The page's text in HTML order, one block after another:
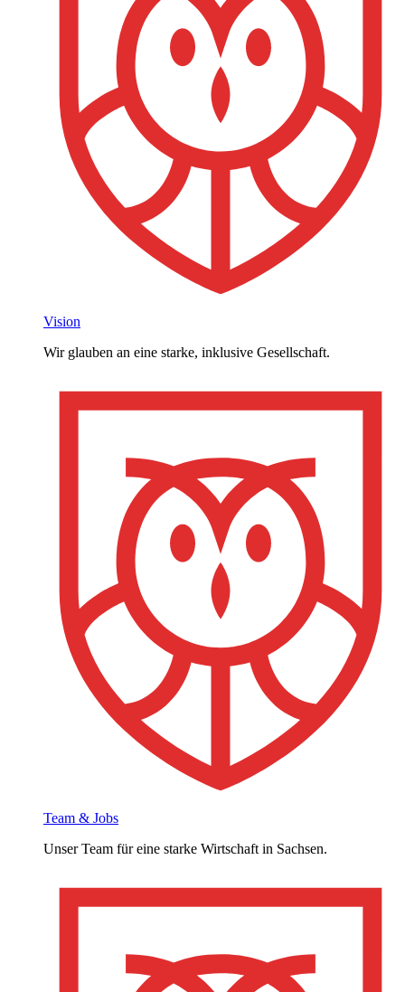
Vision
Wir glauben an eine starke, inklusive Gesellschaft.
Team & Jobs
Unser Team für eine starke Wirtschaft in Sachsen.